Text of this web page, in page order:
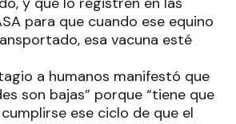
para que cuando ese equino
esa vacuna esté
a humanos manifestó que
son bajas” porque “tiene que
ese ciclo de que el